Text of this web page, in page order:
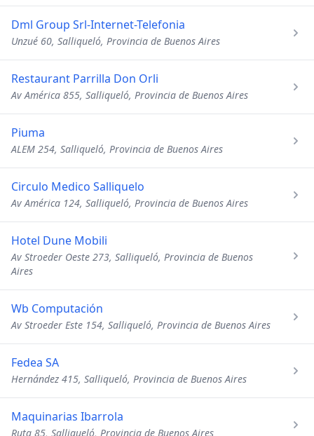
Dml Group Srl-Internet-Telefonia
Unzué 60, Salliqueló, Provincia de Buenos Aires
Restaurant Parrilla Don Orli
Av América 855, Salliqueló, Provincia de Buenos Aires
Piuma
ALEM 254, Salliqueló, Provincia de Buenos Aires
Circulo Medico Salliquelo
Av América 124, Salliqueló, Provincia de Buenos Aires
Hotel Dune Mobili
Av Stroeder Oeste 273, Salliqueló, Provincia de Buenos
Aires
Wb Computación
Av Stroeder Este 154, Salliqueló, Provincia de Buenos Aires
Fedea SA
Hernández 415, Salliqueló, Provincia de Buenos Aires
Maquinarias Ibarrola
Ruta 85, Salliqueló, Provincia de Buenos Aires